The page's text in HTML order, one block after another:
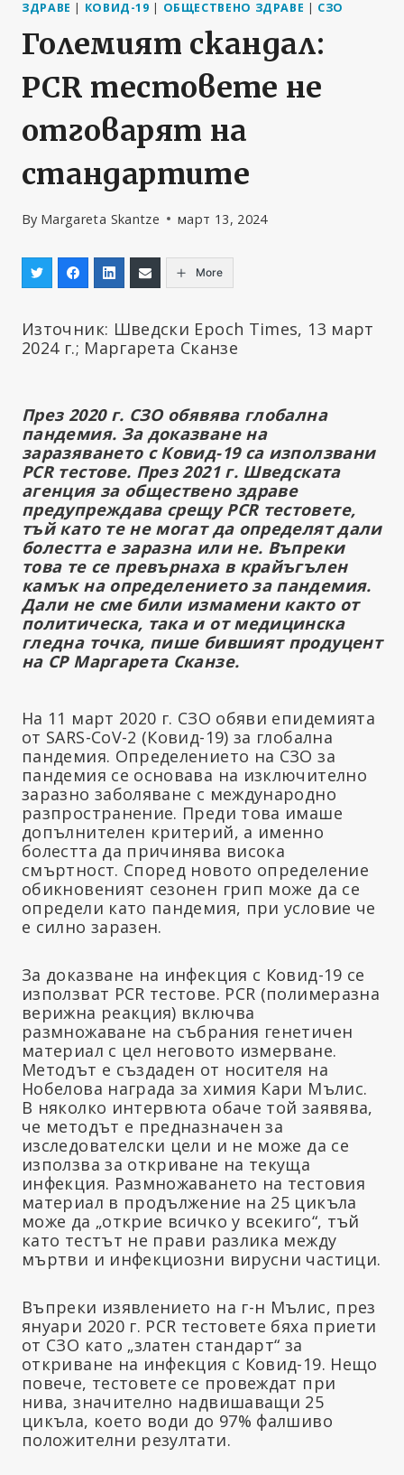
ЗДРАВЕ | КОВИД-19 | ОБЩЕСТВЕНО ЗДРАВЕ | СЗО
Големият скандал:
PCR тестовете не
отговарят на
стандартите
By Margareta Skantze март 13, 2024
More
Източник: Шведски Epoch Times, 13 март
2024 г.; Маргарета Сканзе
През 2020 г. СЗО обявява глобална
пандемия. За доказване на
заразяването с Ковид-19 са използвани
PCR тестове. През 2021 г. Шведската
агенция за обществено здраве
предупреждава срещу PCR тестовете,
тъй като те не могат да определят дали
болестта е заразна или не. Въпреки
това те се превърнаха в крайъгълен
камък на определението за пандемия.
Дали не сме били измамени както от
политическа, така и от медицинска
гледна точка, пише бившият продуцент
на СР Маргарета Сканзе.
На 11 март 2020 г. СЗО обяви епидемията
от SARS-CoV-2 (Ковид-19) за глобална
пандемия. Определението на СЗО за
пандемия се основава на изключително
заразно заболяване с международно
разпространение. Преди това имаше
допълнителен критерий, а именно
болестта да причинява висока
смъртност. Според новото определение
обикновеният сезонен грип може да се
определи като пандемия, при условие че
е силно заразен.
За доказване на инфекция с Ковид-19 се
използват PCR тестове. PCR (полимеразна
верижна реакция) включва
размножаване на събрания генетичен
материал с цел неговото измерване.
Методът е създаден от носителя на
Нобелова награда за химия Кари Мълис.
В няколко интервюта обаче той заявява,
че методът е предназначен за
изследователски цели и не може да се
използва за откриване на текуща
инфекция. Размножаването на тестовия
материал в продължение на 25 цикъла
може да „открие всичко у всекиго“, тъй
като тестът не прави разлика между
мъртви и инфекциозни вирусни частици.
Въпреки изявлението на г-н Мълис, през
януари 2020 г. PCR тестовете бяха приети
от СЗО като „златен стандарт“ за
откриване на инфекция с Ковид-19. Нещо
повече, тестовете се провеждат при
нива, значително надвишаващи 25
цикъла, което води до 97% фалшиво
положителни резултати.